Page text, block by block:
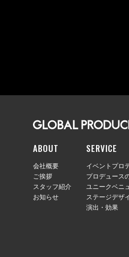
ABOUT
会社概要
ご挨拶
スタッフ紹介
お知らせ
SERVICE
イベントプロ
プロデュース
ユニークベニ
ステージデザ
演出・効果